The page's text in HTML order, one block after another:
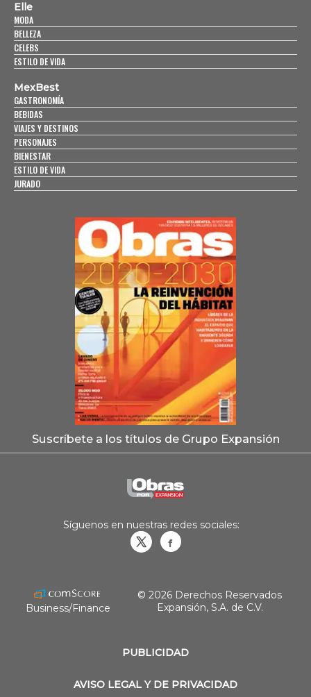
Elle
MODA
BELLEZA
CELEBS
ESTILO DE VIDA
MexBest
GASTRONOMÍA
BEBIDAS
VIAJES Y DESTINOS
PERSONAJES
BIENESTAR
ESTILO DE VIDA
JURADO
Suscríbete a los títulos de Grupo Expansión
PUBLICIDAD
AVISO LEGAL Y DE PRIVACIDAD
Síguenos en nuestras redes sociales:
Business/Finance
© 2026 Derechos Reservados
Expansión, S.A. de C.V.